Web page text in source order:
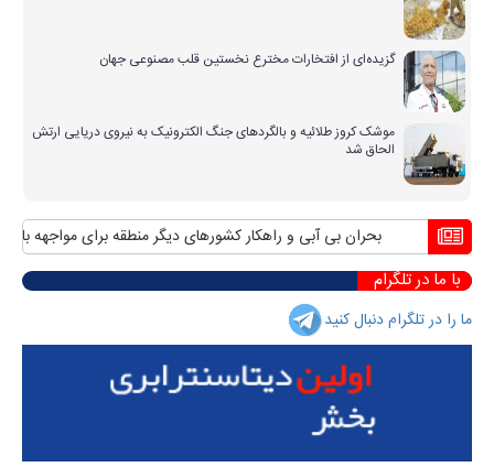
گزیده‌ای از افتخارات مخترع نخستین قلب مصنوعی جهان
موشک کروز طلائیه و بالگردهای جنگ الکترونیک به نیروی دریایی ارتش
الحاق شد
بحران بی آبی و راهکار کشورهای دیگر منطقه برای مواجهه با آن
با ما در تلگرام
ما را در تلگرام دنبال کنید